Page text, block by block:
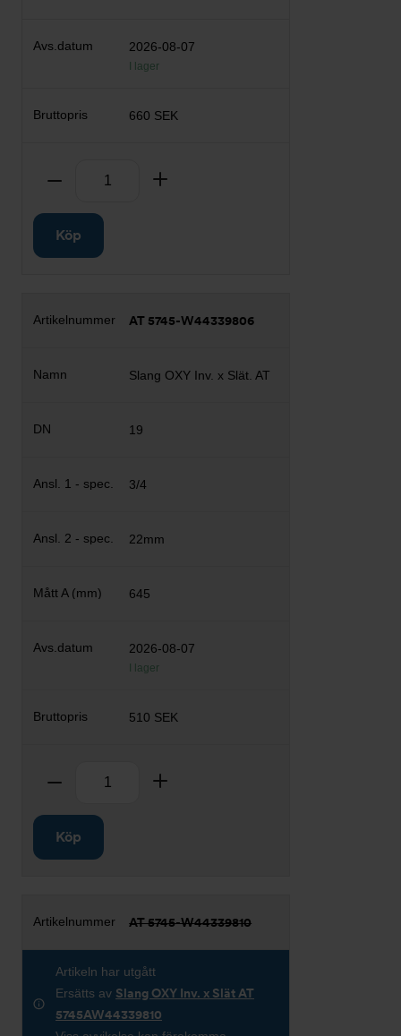
2026-08-07
I lager
660 SEK
Ta bort
Köp
AT 5745-W44339806
Slang OXY Inv. x Slät. AT
19
3/4
22mm
645
2026-08-07
I lager
510 SEK
Ta bort
Köp
AT 5745-W44339810
Artikeln har utgått
Ersätts av Slang OXY Inv. x Slät AT
5745AW44339810